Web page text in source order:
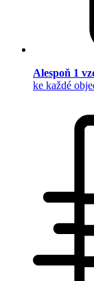
Alespoň 1
ke každé